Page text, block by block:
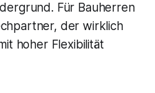
Für Bauherren
der wirklich
hoher Flexibilität